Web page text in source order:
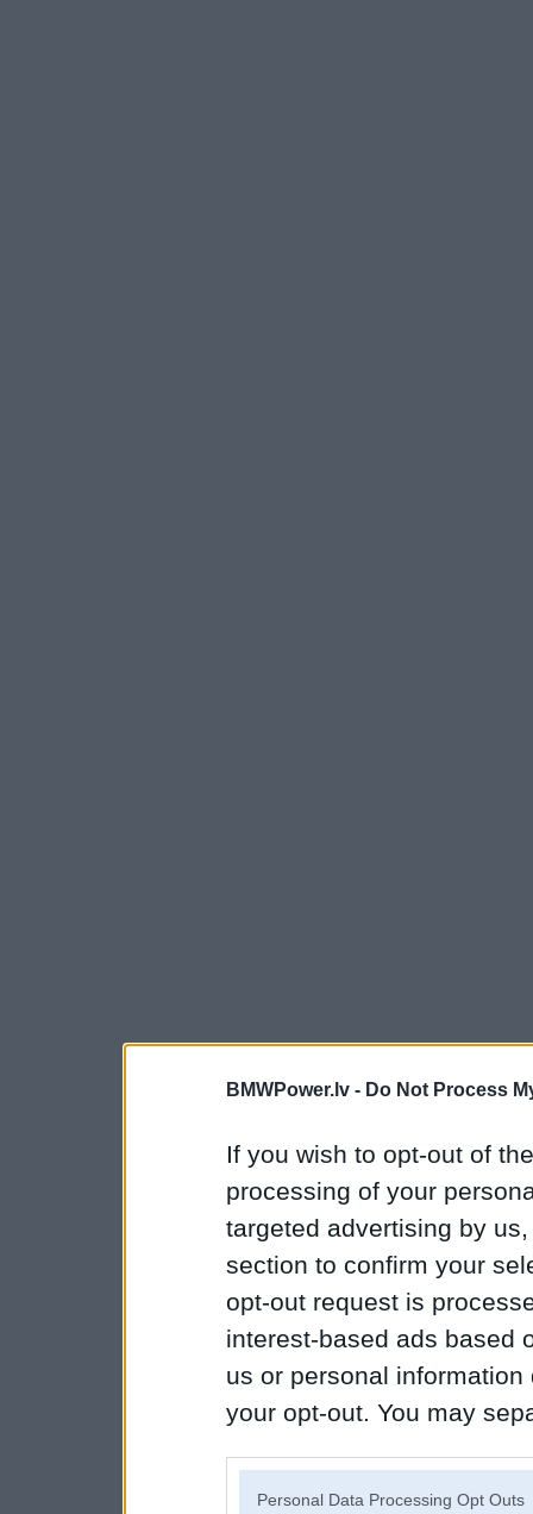
BMWPower.lv - Do Not Process
If you wish to opt-out of
processing of your
targeted advertising by
section to confirm your
opt-out request is
interest-based ads based
us or personal
your opt-out. You may
Personal Data Processing Opt Outs